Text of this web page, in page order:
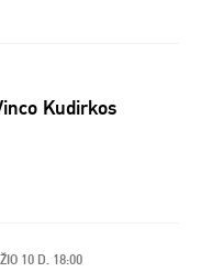
Kudirkos
10 D. 18:00